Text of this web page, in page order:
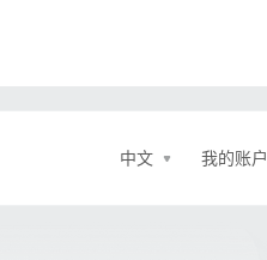
中文 我的账户
/